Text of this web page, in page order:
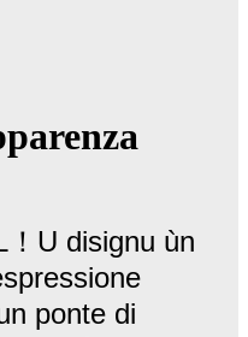
U disignu ùn
ponte di